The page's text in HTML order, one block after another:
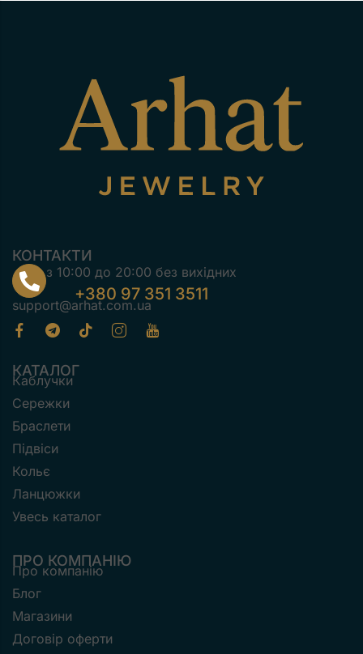
КОНТАКТИ
з 10:00 до 20:00 без вихідних
+380 97 351 3511
support@arhat.com.ua
КАТАЛОГ
Каблучки
Сережки
Браслети
Підвіси
Кольє
Ланцюжки
Увесь каталог
ПРО КОМПАНІЮ
Про компанію
Блог
Магазини
Договір оферти